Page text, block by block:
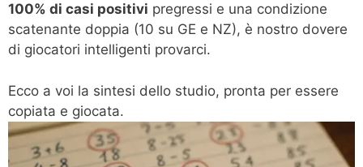
100% di casi positivi pregressi e una condizione
scatenante doppia (10 su GE e NZ), è nostro dovere
di giocatori intelligenti provarci.
Ecco a voi la sintesi dello studio, pronta per essere
copiata e giocata.